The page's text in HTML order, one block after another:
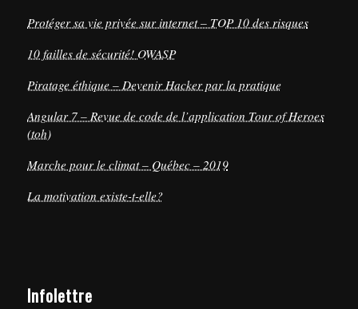
Protéger sa vie privée sur internet – TOP 10 des risques
10 failles de sécurité! OWASP
Piratage éthique – Devenir Hacker par la pratique
Angular 7 – Revue de code de l’application Tour of Heroes
(toh)
Marche pour le climat – Québec – 2019
La motivation existe-t-elle?
Infolettre